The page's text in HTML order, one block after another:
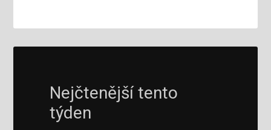
Nejčtenější tento
týden